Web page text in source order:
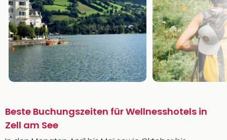
Beste Buchungszeiten für Wellnesshotels in
Zell am See